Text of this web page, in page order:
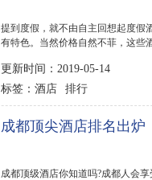
提到度假，就不由自主回想起度假
有特色。当然价格自然不菲，这些
更新时间：2019-05-14
标签： 酒店 排行
成都顶尖酒店排名出炉
成都顶级酒店你知道吗?成都人会